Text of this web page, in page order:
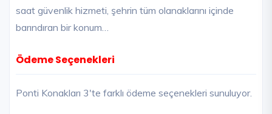
saat güvenlik hizmeti, şehrin tüm olanaklarını içinde
barındıran bir konum…
Ödeme Seçenekleri
Ponti Konakları 3'te farklı ödeme seçenekleri sunuluyor.